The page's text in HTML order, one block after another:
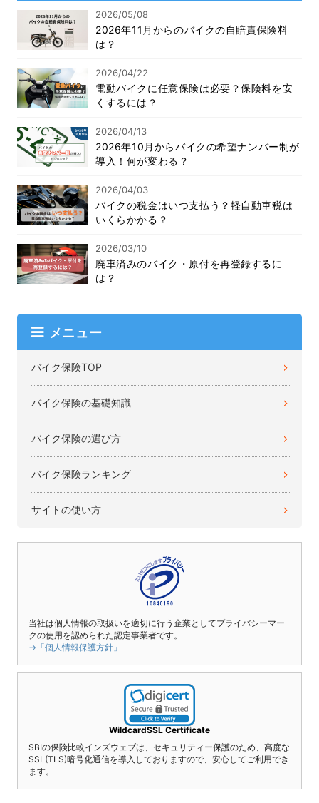
2026/05/08
2026年11月からのバイクの自賠責保険料
は？
2026/04/22
電動バイクに任意保険は必要？保険料を安
くするには？
2026/04/13
2026年10月からバイクの希望ナンバー制が
導入！何が変わる？
2026/04/03
バイクの税金はいつ支払う？軽自動車税は
いくらかかる？
2026/03/10
廃車済みのバイク・原付を再登録するに
は？
メニュー
バイク保険TOP
バイク保険の基礎知識
バイク保険の選び方
バイク保険ランキング
サイトの使い方
当社は個人情報の取扱いを適切に行う企業としてプライバシーマー
クの使用を認められた認定事業者です。
→「個人情報保護方針」
WildcardSSL Certificate
SBIの保険比較インズウェブは、セキュリティー保護のため、高度な
SSL(TLS)暗号化通信を導入しておりますので、安心してご利用でき
ます。